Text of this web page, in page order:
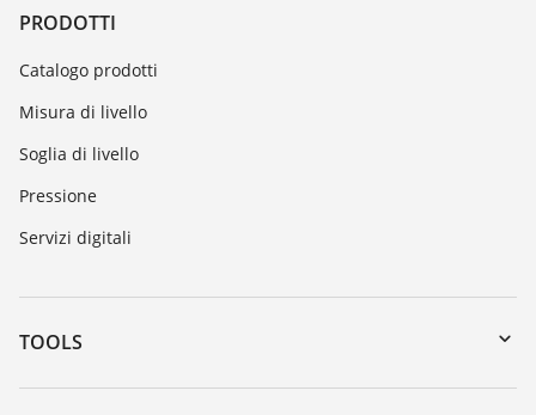
PRODOTTI
Catalogo prodotti
Misura di livello
Soglia di livello
Pressione
Servizi digitali
TOOLS
Downloads